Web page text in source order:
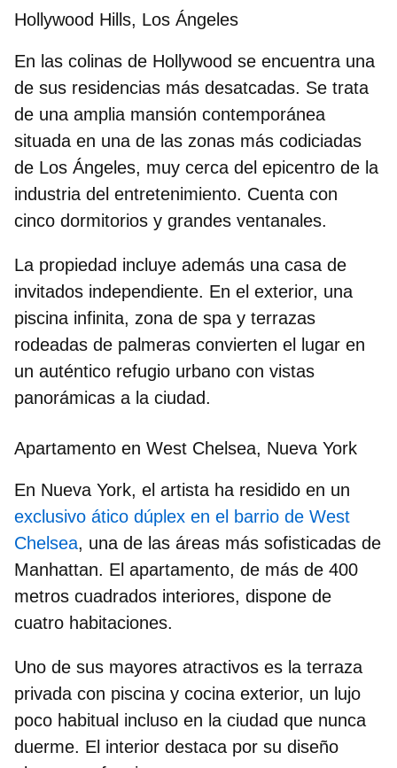
Hollywood Hills, Los Ángeles
En las colinas de Hollywood se encuentra una
de sus residencias más desatcadas. Se trata
de una amplia mansión contemporánea
situada en una de las zonas más codiciadas
de Los Ángeles, muy cerca del epicentro de la
industria del entretenimiento. Cuenta con
cinco dormitorios y grandes ventanales.
La propiedad incluye además una casa de
invitados independiente. En el exterior, una
piscina infinita, zona de spa y terrazas
rodeadas de palmeras convierten el lugar en
un auténtico refugio urbano con vistas
panorámicas a la ciudad.
Apartamento en West Chelsea, Nueva York
En Nueva York, el artista ha residido en un
exclusivo ático dúplex en el barrio de West
Chelsea, una de las áreas más sofisticadas de
Manhattan. El apartamento, de más de 400
metros cuadrados interiores, dispone de
cuatro habitaciones.
Uno de sus mayores atractivos es la terraza
privada con piscina y cocina exterior, un lujo
poco habitual incluso en la ciudad que nunca
duerme. El interior destaca por su diseño